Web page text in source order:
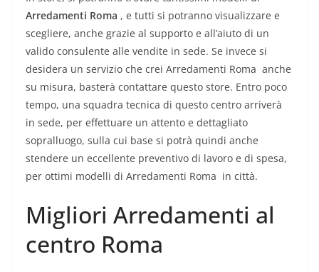
Arredamenti Roma , e tutti si potranno visualizzare e
scegliere, anche grazie al supporto e all’aiuto di un
valido consulente alle vendite in sede. Se invece si
desidera un servizio che crei Arredamenti Roma anche
su misura, basterà contattare questo store. Entro poco
tempo, una squadra tecnica di questo centro arriverà
in sede, per effettuare un attento e dettagliato
sopralluogo, sulla cui base si potrà quindi anche
stendere un eccellente preventivo di lavoro e di spesa,
per ottimi modelli di Arredamenti Roma in città.
Migliori Arredamenti al
centro Roma